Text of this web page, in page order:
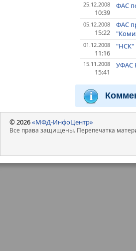
25.12.2008
10:39
ФАС
05.12.2008
15:22
ФАС
01.12.2008
11:16
"НСК"
15.11.2008
15:41
УФАС
© 2026«МФД-ИнфоЦентр»
Все права защищены. Перепечатка